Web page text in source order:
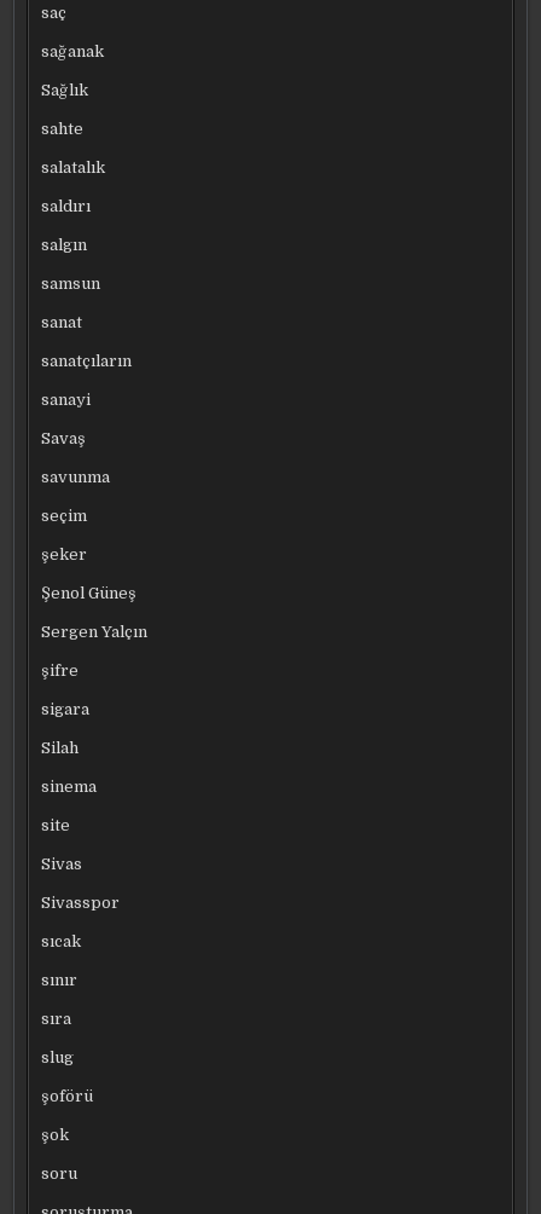
saç
sağanak
Sağlık
sahte
salatalık
saldırı
salgın
samsun
sanat
sanatçıların
sanayi
Savaş
savunma
seçim
şeker
Şenol Güneş
Sergen Yalçın
şifre
sigara
Silah
sinema
site
Sivas
Sivasspor
sıcak
sınır
sıra
slug
şoförü
şok
soru